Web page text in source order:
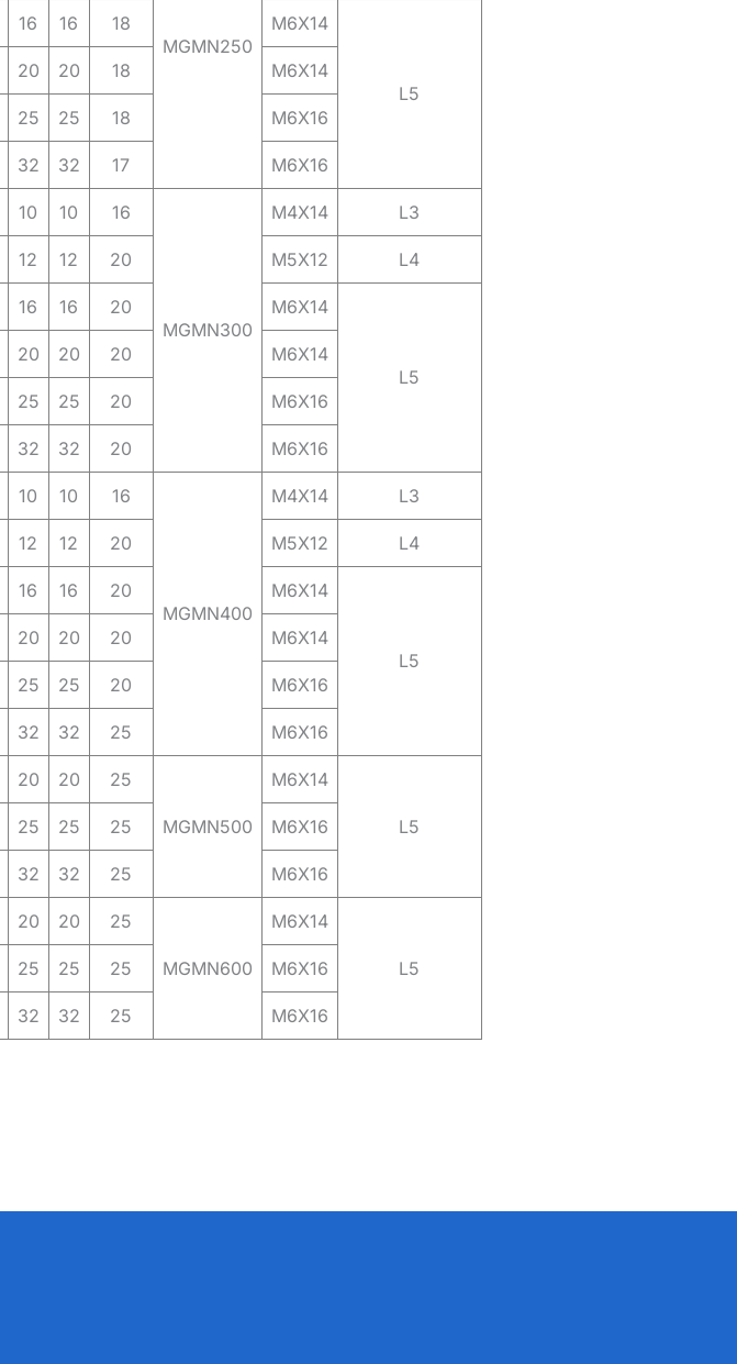
MGMN250
16 16 18 M6X14
L5
20 20 18 M6X14
25 25 18 M6X16
32 32 17 M6X16
10 10 16
MGMN300
M4X14 L3
12 12 20 M5X12 L4
16 16 20 M6X14
L5
20 20 20 M6X14
25 25 20 M6X16
32 32 20 M6X16
10 10 16
MGMN400
M4X14 L3
12 12 20 M5X12 L4
16 16 20 M6X14
L5
20 20 20 M6X14
25 25 20 M6X16
32 32 25 M6X16
20 20 25
MGMN500
M6X14
L5
25 25 25 M6X16
32 32 25 M6X16
20 20 25
MGMN600
M6X14
L5
25 25 25 M6X16
32 32 25 M6X16